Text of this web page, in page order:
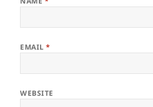
EMAIL*
WEBSITE